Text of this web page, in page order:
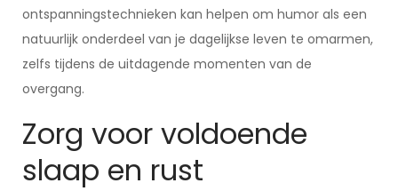
ontspanningstechnieken kan helpen om humor als een
natuurlijk onderdeel van je dagelijkse leven te omarmen,
zelfs tijdens de uitdagende momenten van de
overgang.
Zorg voor voldoende
slaap en rust